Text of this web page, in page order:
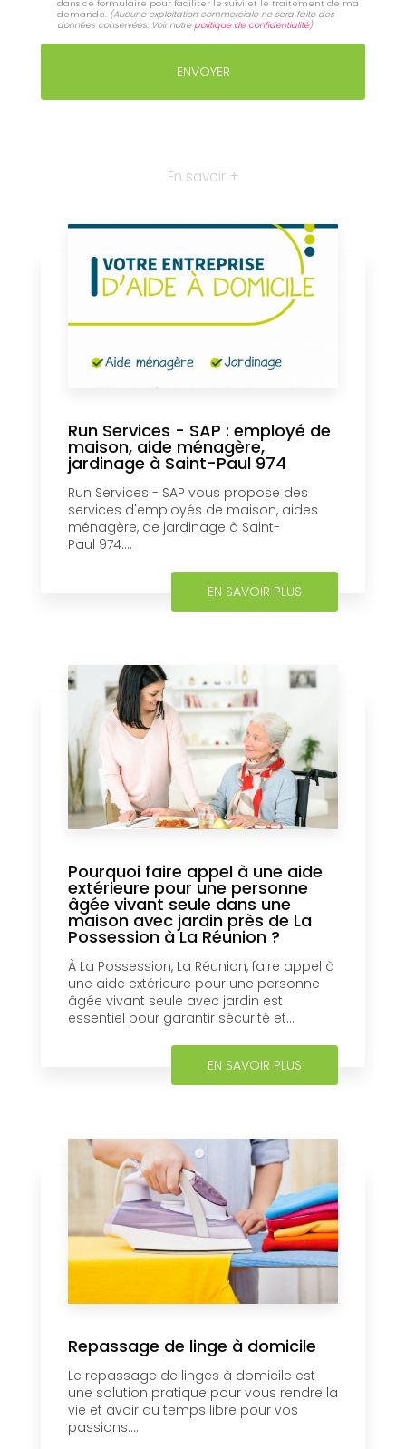
dans ce formulaire pour faciliter le suivi et le traitement de ma
demande. (Aucune exploitation commerciale ne sera faite des
données conservées. Voir notrepolitique de confidentialité)
En savoir +
Run Services - SAP : employé de
maison, aide ménagère,
jardinage à Saint-Paul 974
Run Services - SAP vous propose des
services d'employés de maison, aides
ménagère, de jardinage à Saint-
Paul 974....
EN SAVOIR PLUS
Pourquoi faire appel à une aide
extérieure pour une personne
âgée vivant seule dans une
maison avec jardin près de La
Possession à La Réunion ?
À La Possession, La Réunion, faire appel à
une aide extérieure pour une personne
âgée vivant seule avec jardin est
essentiel pour garantir sécurité et...
EN SAVOIR PLUS
Repassage de linge à domicile
Le repassage de linges à domicile est
une solution pratique pour vous rendre la
vie et avoir du temps libre pour vos
passions....